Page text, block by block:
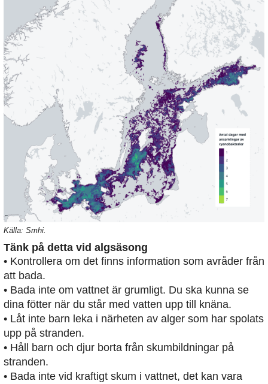
Källa: Smhi.
Tänk på detta vid algsäsong
• Kontrollera om det finns information som avråder från
att bada.
• Bada inte om vattnet är grumligt. Du ska kunna se
dina fötter när du står med vatten upp till knäna.
• Låt inte barn leka i närheten av alger som har spolats
upp på stranden.
• Håll barn och djur borta från skumbildningar på
stranden.
• Bada inte vid kraftigt skum i vattnet, det kan vara